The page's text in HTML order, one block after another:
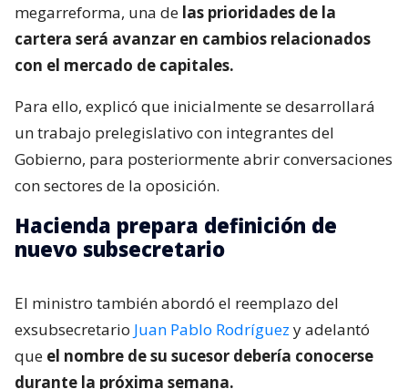
megarreforma, una de las prioridades de la
cartera será avanzar en cambios relacionados
con el mercado de capitales.
Para ello, explicó que inicialmente se desarrollará
un trabajo prelegislativo con integrantes del
Gobierno, para posteriormente abrir conversaciones
con sectores de la oposición.
Hacienda prepara definición de
nuevo subsecretario
El ministro también abordó el reemplazo del
exsubsecretario Juan Pablo Rodríguez y adelantó
que el nombre de su sucesor debería conocerse
durante la próxima semana.